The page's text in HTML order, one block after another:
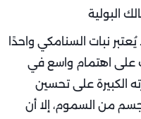
يُعتبر نبات السنامكي واحدًا
على اهتمام واسع في
الكبيرة على تحسين
من السموم، إلا أن